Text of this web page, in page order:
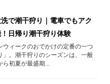
で潮干狩り｜電車でもアク
日帰り潮干狩り体験
ウィークのおでかけの定番の一つ
」。潮干狩りのシーズンは、一般
初夏が最盛期...